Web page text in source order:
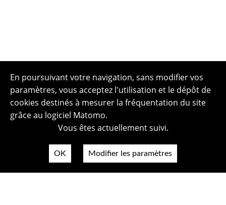
En poursuivant votre navigation, sans modifier vos
paramètres, vous acceptez l'utilisation et le dépôt de
cookies destinés à mesurer la fréquentation du site
grâce au logiciel Matomo.
Vous êtes actuellement suivi.
OK Modifier les paramètres